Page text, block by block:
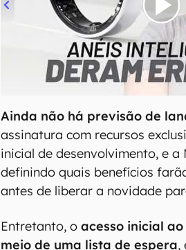
00:00/21:11
Ainda não há previsão de
assinatura com recursos
inicial de desenvolvimento, e a
definindo quais benefícios
antes de liberar a novidade
Entretanto, oacesso inicial
meio de uma lista de espera,